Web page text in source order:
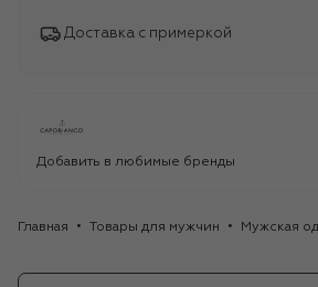
Доставка с примеркой
Добавить в любимые бренды
Главная Товары для мужчин Мужская